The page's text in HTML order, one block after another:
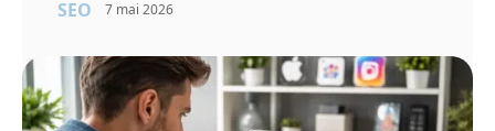
SEO 7 mai 2026